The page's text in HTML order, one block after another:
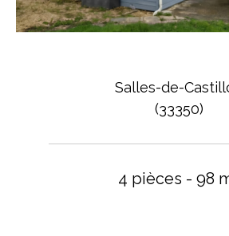
Salles-de-
(33350)
4 pièces - 98